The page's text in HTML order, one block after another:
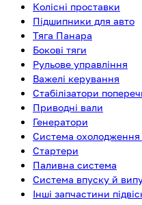
Колісні проставки
Підшипники для авто
Тяга Панара
Бокові тяги
Рульове управління
Важелі керування
Стабілізатори
Приводні вали
Генератори
Система охолодження
Стартери
Паливна система
Система впуску й
Інші запчастини